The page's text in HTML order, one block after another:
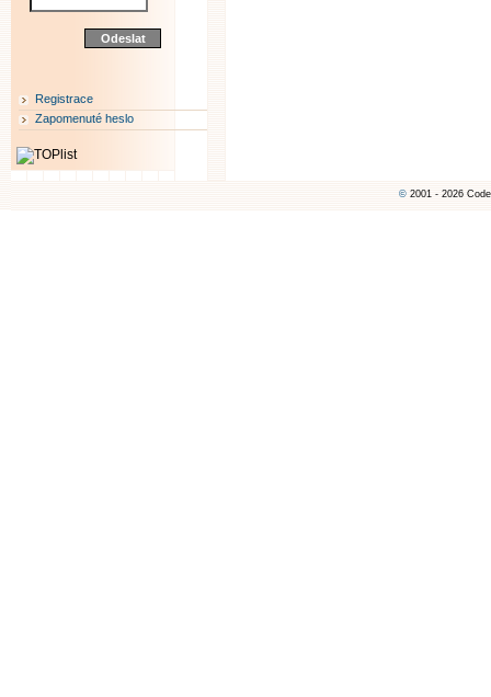
Registrace
Zapomenuté heslo
© 2001 - 2026